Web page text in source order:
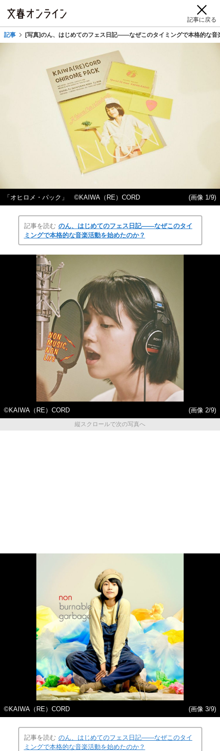
記事に戻る
記事 [写真]のん、はじめてのフェス日記――なぜこのタイミングで本格的な音
「オヒロメ・パック」 ©KAIWA（RE）CORD (画像 1/9)
記事を読む のん、はじめてのフェス日記――なぜこのタイ
ミングで本格的な音楽活動を始めたのか？
©KAIWA（RE）CORD
(画像 2/9)
縦スクロールで次の写真へ
©KAIWA（RE）CORD (画像 3/9)
記事を読む のん、はじめてのフェス日記――なぜこのタイ
ミングで本格的な音楽活動を始めたのか？